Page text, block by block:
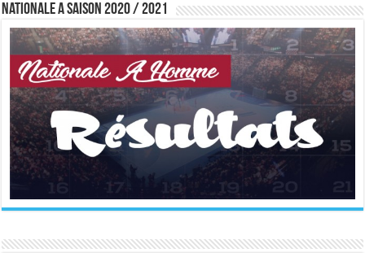
Nationale A saison 2020 / 2021